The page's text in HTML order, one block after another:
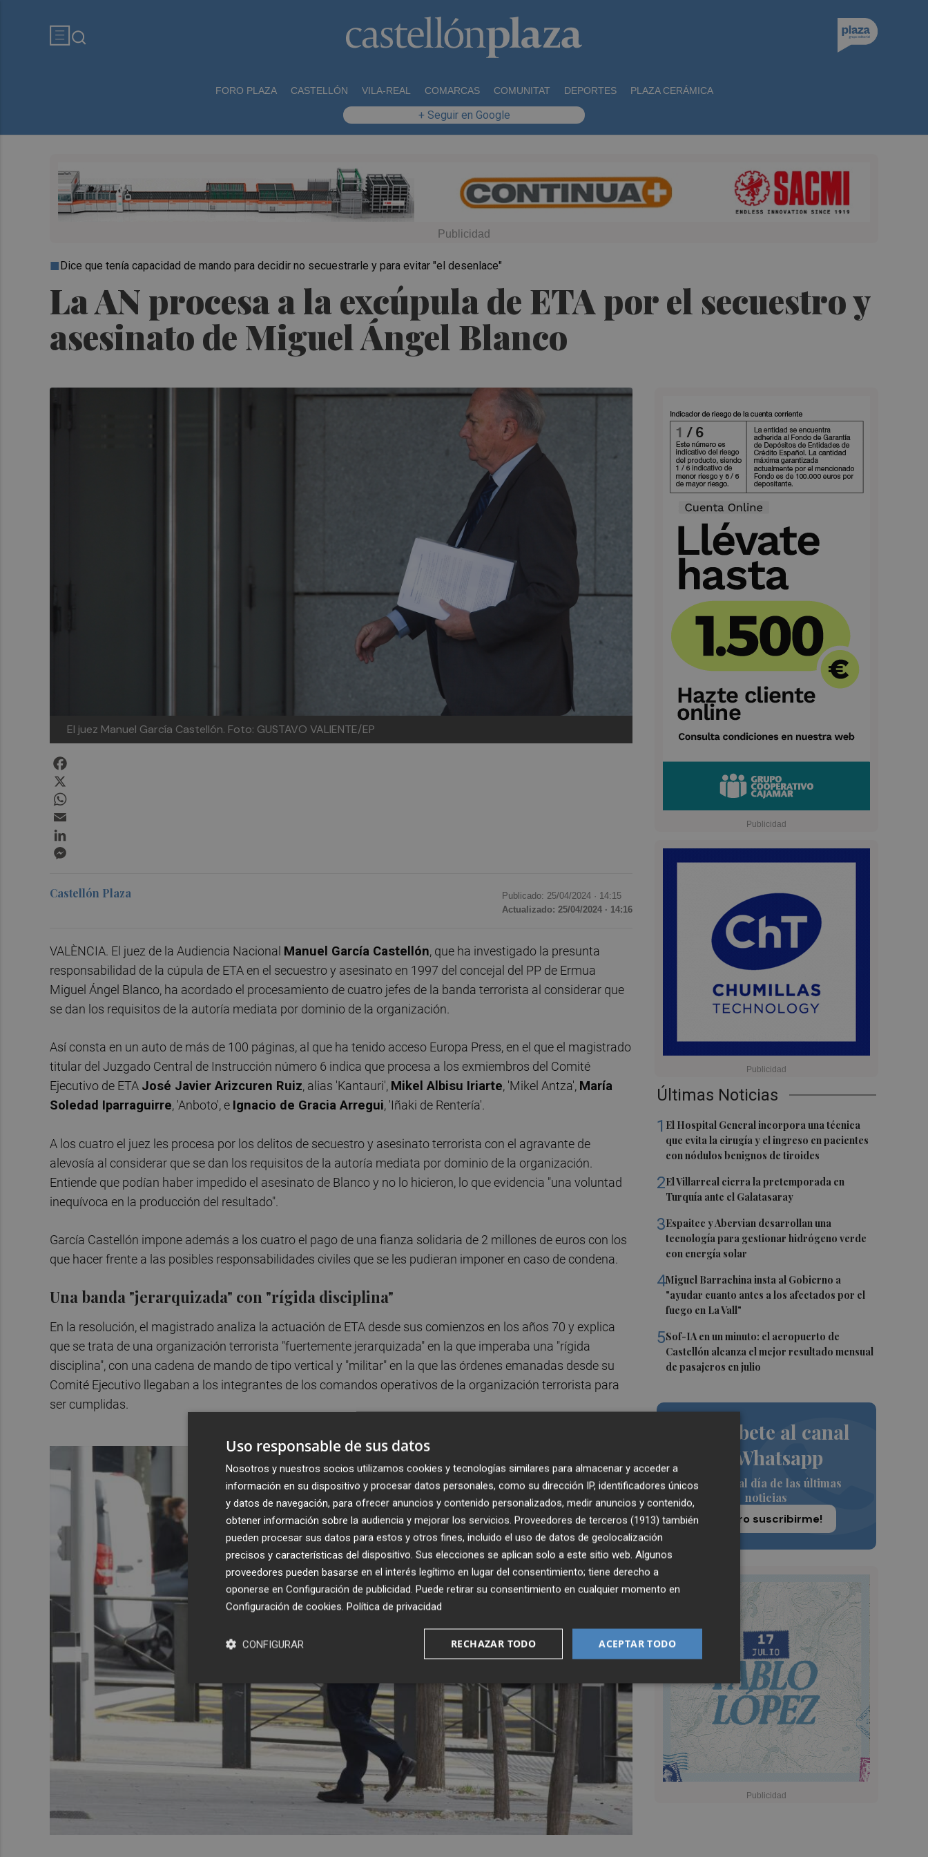
FORO PLAZA CASTELLÓN VILA-REAL COMARCAS COMUNITAT DEPORTES PLAZA CERÁMICA
+ Seguir en Google
La AN procesa a la excúpula de ETA por el secuestro y
asesinato de Miguel Ángel Blanco
Dice que tenía capacidad de mando para decidir no secuestrarle y para evitar "el desenlace"
El juez Manuel García Castellón. Foto: GUSTAVO VALIENTE/EP
Últimas Noticias
1 El Hospital General incorpora una técnica
que evita la cirugía y el ingreso en pacientes
con nódulos benignos de tiroides
2El Villarreal cierra la pretemporada en
Turquía ante el Galatasaray
3Espaitec y Abervian desarrollan una
tecnología para gestionar hidrógeno verde
con energía solar
4Miguel Barrachina insta al Gobierno a
"ayudar cuanto antes a los afectados por el
fuego en La Vall"
5Sof-IA en un minuto: el aeropuerto de
Castellón alcanza el mejor resultado mensual
de pasajeros en julio
Suscríbete al canal
de Whatsapp
Siempre al día de las últimas
noticias
¡Quiero suscribirme!
Castellón Plaza Publicado: 25/04/2024 · 14:15
Actualizado: 25/04/2024 · 14:16
VALÈNCIA. El juez de la Audiencia Nacional Manuel García Castellón, que ha investigado la presunta
responsabilidad de la cúpula de ETA en el secuestro y asesinato en 1997 del concejal del PP de Ermua
Miguel Ángel Blanco, ha acordado el procesamiento de cuatro jefes de la banda terrorista al considerar que
se dan los requisitos de la autoría mediata por dominio de la organización.
Así consta en un auto de más de 100 páginas, al que ha tenido acceso Europa Press, en el que el magistrado
titular del Juzgado Central de Instrucción número 6 indica que procesa a los exmiembros del Comité
Ejecutivo de ETA José Javier Arizcuren Ruiz, alias 'Kantauri', Mikel Albisu Iriarte, 'Mikel Antza', María
Soledad Iparraguirre, 'Anboto', e Ignacio de Gracia Arregui, 'Iñaki de Rentería'.
A los cuatro el juez les procesa por los delitos de secuestro y asesinato terrorista con el agravante de
alevosía al considerar que se dan los requisitos de la autoría mediata por dominio de la organización.
Entiende que podían haber impedido el asesinato de Blanco y no lo hicieron, lo que evidencia "una voluntad
inequívoca en la producción del resultado".
García Castellón impone además a los cuatro el pago de una fianza solidaria de 2 millones de euros con los
que hacer frente a las posibles responsabilidades civiles que se les pudieran imponer en caso de condena.
Una banda "jerarquizada" con "rígida disciplina"
En la resolución, el magistrado analiza la actuación de ETA desde sus comienzos en los años 70 y explica
que se trata de una organización terrorista "fuertemente jerarquizada" en la que imperaba una "rígida
disciplina", con una cadena de mando de tipo vertical y "militar" en la que las órdenes emanadas desde su
Comité Ejecutivo llegaban a los integrantes de los comandos operativos de la organización terrorista para
ser cumplidas.
Uso responsable de sus datos
Nosotros y nuestros socios utilizamos cookies y tecnologías similares para almacenar y acceder a
información en su dispositivo y procesar datos personales, como su dirección IP, identificadores únicos
y datos de navegación, para ofrecer anuncios y contenido personalizados, medir anuncios y contenido,
obtener información sobre la audiencia y mejorar los servicios. Proveedores de terceros (1913) también
pueden procesar sus datos para estos y otros fines, incluido el uso de datos de geolocalización
precisos y características del dispositivo. Sus elecciones se aplican solo a este sitio web. Algunos
proveedores pueden basarse en el interés legítimo en lugar del consentimiento; tiene derecho a
oponerse en Configuración de publicidad. Puede retirar su consentimiento en cualquier momento en
Configuración de cookies. Política de privacidad
ACEPTAR TODO
RECHAZAR TODO
CONFIGURAR